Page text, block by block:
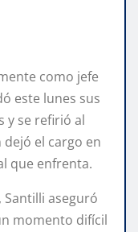
como jefe
este lunes sus
y se refirió al
el cargo en
que enfrenta.
aseguró
momento difícil